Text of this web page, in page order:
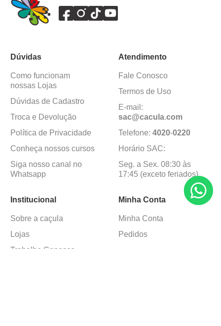
Dúvidas
Como funcionam
nossas Lojas
Dúvidas de Cadastro
Troca e Devolução
Política de Privacidade
Conheça nossos cursos
Siga nosso canal no
Whatsapp
Atendimento
Fale Conosco
Termos de Uso
E-mail:
sac@cacula.com
Telefone: 4020-0220
Horário SAC:
Seg. a Sex. 08:30 às
17:45 (exceto feriados)
Institucional
Sobre a caçula
Lojas
Trabalhe Conosco
Minha Conta
Minha Conta
Pedidos